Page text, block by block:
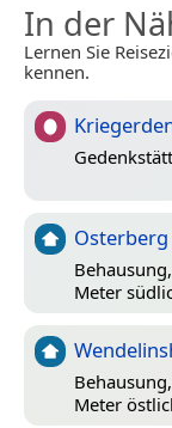
In der
Lernen Sie
kennen.
Osterberg
Meter
Meter